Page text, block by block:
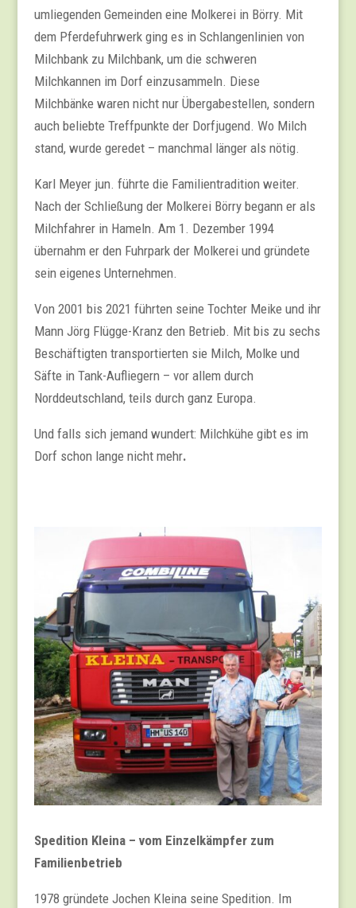
umliegenden Gemeinden eine Molkerei in Börry. Mit
dem Pferdefuhrwerk ging es in Schlangenlinien von
Milchbank zu Milchbank, um die schweren
Milchkannen im Dorf einzusammeln. Diese
Milchbänke waren nicht nur Übergabestellen, sondern
auch beliebte Treffpunkte der Dorfjugend. Wo Milch
stand, wurde geredet – manchmal länger als nötig.
Karl Meyer jun. führte die Familientradition weiter.
Nach der Schließung der Molkerei Börry begann er als
Milchfahrer in Hameln. Am 1. Dezember 1994
übernahm er den Fuhrpark der Molkerei und gründete
sein eigenes Unternehmen.
Von 2001 bis 2021 führten seine Tochter Meike und ihr
Mann Jörg Flügge-Kranz den Betrieb. Mit bis zu sechs
Beschäftigten transportierten sie Milch, Molke und
Säfte in Tank-Aufliegern – vor allem durch
Norddeutschland, teils durch ganz Europa.
Und falls sich jemand wundert: Milchkühe gibt es im
Dorf schon lange nicht mehr.
Spedition Kleina – vom Einzelkämpfer zum
Familienbetrieb
1978 gründete Jochen Kleina seine Spedition. Im